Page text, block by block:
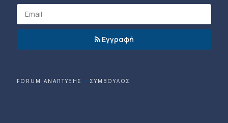
Εγγραφή
FORUM ΑΝΑΠΤΥΞΗΣ ΣΥΜΒΟΥΛΟΣ